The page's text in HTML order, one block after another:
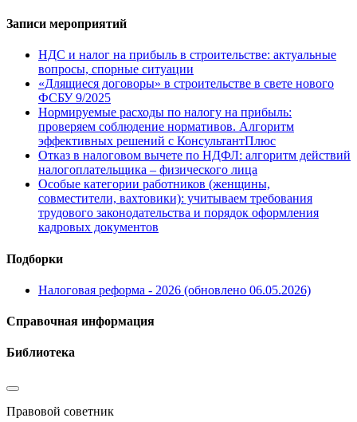
Записи мероприятий
НДС и налог на прибыль в строительстве: актуальные
вопросы, спорные ситуации
«Длящиеся договоры» в строительстве в свете нового
ФСБУ 9/2025
Нормируемые расходы по налогу на прибыль:
проверяем соблюдение нормативов. Алгоритм
эффективных решений с КонсультантПлюс
Отказ в налоговом вычете по НДФЛ: алгоритм действий
налогоплательщика – физического лица
Особые категории работников (женщины,
совместители, вахтовики): учитываем требования
трудового законодательства и порядок оформления
кадровых документов
Подборки
Налоговая реформа - 2026 (обновлено 06.05.2026)
Справочная информация
Библиотека
Правовой советник